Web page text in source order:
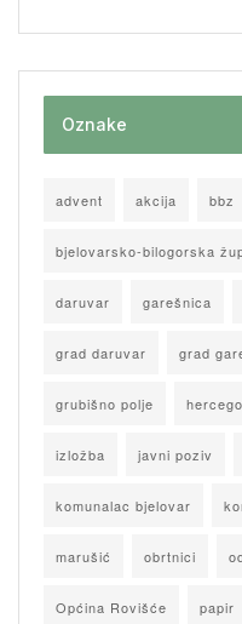
Oznake
advent akcija bbz
bjelovarsko-bilogorska
daruvar garešnica
grad daruvar grad
grubišno polje
izložba javni poziv
komunalac bjelovar
marušić obrtnici
Općina Rovišće papir